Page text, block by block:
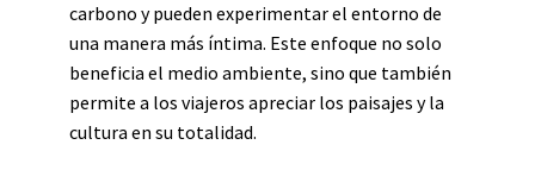
carbono y pueden experimentar el entorno de
una manera más íntima. Este enfoque no solo
beneficia el medio ambiente, sino que también
permite a los viajeros apreciar los paisajes y la
cultura en su totalidad.